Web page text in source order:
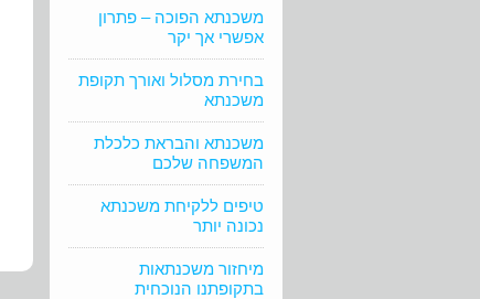
משכנתא הפוכה – פתרון
אפשרי אך יקר
בחירת מסלול ואורך תקופת
משכנתא
משכנתא והבראת כלכלת
המשפחה שלכם
טיפים ללקיחת משכנתא
נכונה יותר
מיחזור משכנתאות
בתקופתנו הנוכחית